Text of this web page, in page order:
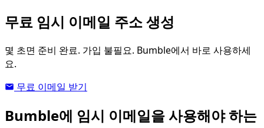
무료 임시 이메일 주소 생성
몇 초면 준비 완료. 가입 불필요. Bumble에서 바로 사용하세
요.
무료 이메일 받기
Bumble에 임시 이메일을 사용해야 하는